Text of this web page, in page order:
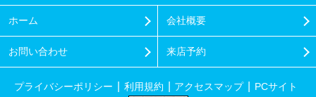
ホーム 会社概要
お問い合わせ 来店予約
プライバシーポリシー 利用規約 アクセスマップ PCサイト